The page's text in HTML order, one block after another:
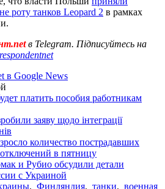
роту танков Leopard 2 в рамках
в Telegram. Підписуйтесь на
в Google News
платить пособия работникам
заяву щодо інтеграції
количество пострадавших
в пятницу
и Рубио обсудили детали
с Украиной
, Финляндия, танки, военная